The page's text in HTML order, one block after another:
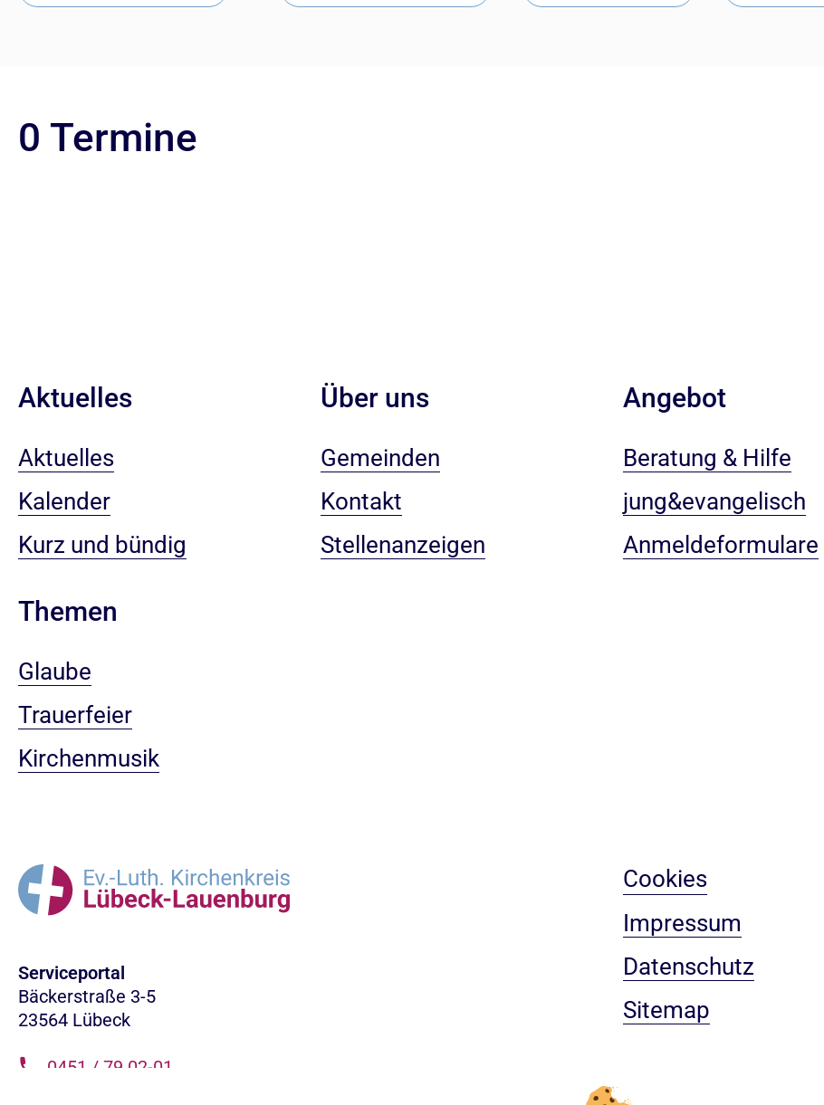
0 Termine
Aktuelles
Aktuelles
Kalender
Kurz und bündig
Themen
Glaube
Trauerfeier
Kirchenmusik
Über uns
Gemeinden
Kontakt
Stellenanzeigen
Angebot
Beratung & Hilfe
jung&evangelisch
Anmeldeformulare
Serviceportal
Bäckerstraße 3-5
23564 Lübeck
0451 / 79 02-01
Cookies
Impressum
Datenschutz
Sitemap